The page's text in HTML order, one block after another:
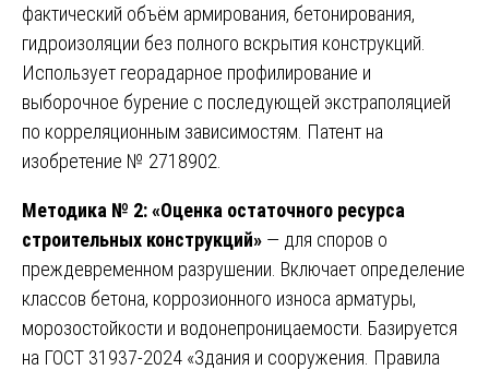
фактический объём армирования, бетонирования,
гидроизоляции без полного вскрытия конструкций.
Использует георадарное профилирование и
выборочное бурение с последующей экстраполяцией
по корреляционным зависимостям. Патент на
изобретение № 2718902.
Методика № 2: «Оценка остаточного ресурса
строительных конструкций» — для споров о
преждевременном разрушении. Включает определение
классов бетона, коррозионного износа арматуры,
морозостойкости и водонепроницаемости. Базируется
на ГОСТ 31937-2024 «Здания и сооружения. Правила